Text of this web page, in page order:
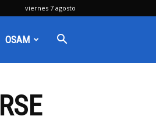
viernes 7 agosto
OSAM